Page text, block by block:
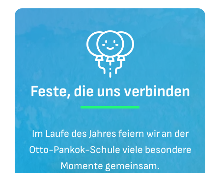
Feste, die uns verbinden
Im Laufe des Jahres feiern wir an der
Otto-Pankok-Schule viele besondere
Momente gemeinsam.